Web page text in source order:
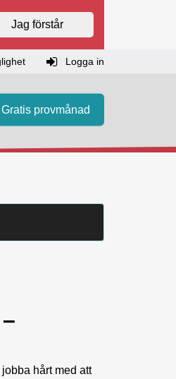
Jag förstår
Logga in
Gratis provmånad
hårt med att